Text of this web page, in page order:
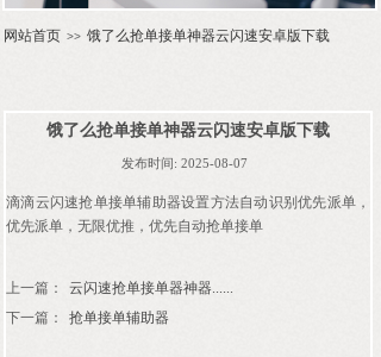
网站首页 >> 饿了么抢单接单神器云闪速安卓版下载
饿了么抢单接单神器云闪速安卓版下载
发布时间: 2025-08-07
滴滴云闪速抢单接单辅助器设置方法自动识别优先派单，
优先派单，无限优推，优先自动抢单接单
上一篇：
云闪速抢单接单器神器......
下一篇：
抢单接单辅助器